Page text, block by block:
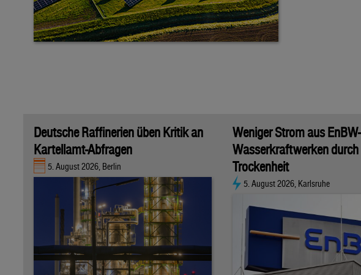
Deutsche Raffinerien üben Kritik an
Kartellamt-Abfragen
5. August 2026, Berlin
Weniger Strom aus EnBW-
Wasserkraftwerken durch
Trockenheit
5. August 2026, Karlsruhe